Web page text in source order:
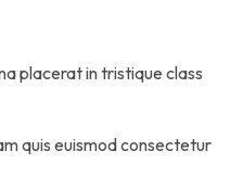
placerat in tristique class
quis euismod consectetur